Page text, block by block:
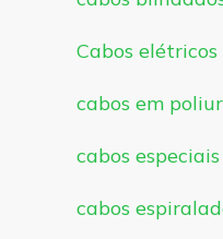
Cabos elétricos
cabos em
cabos especiais
cabos